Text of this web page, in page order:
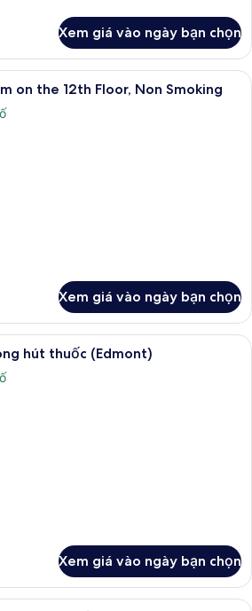
Xem giá vào ngày bạn chọn
Bộ đồ giường cao cấp, chăn bông,
on the 12th Floor, Non Smoking
Xem giá vào ngày bạn chọn
Bộ đồ giường cao cấp, chăn bông,
hút thuốc (Edmont)
Xem giá vào ngày bạn chọn
Bộ đồ giường cao cấp, chăn bông,